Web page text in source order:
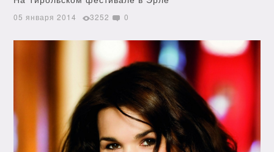
05 января 2014 3252 0